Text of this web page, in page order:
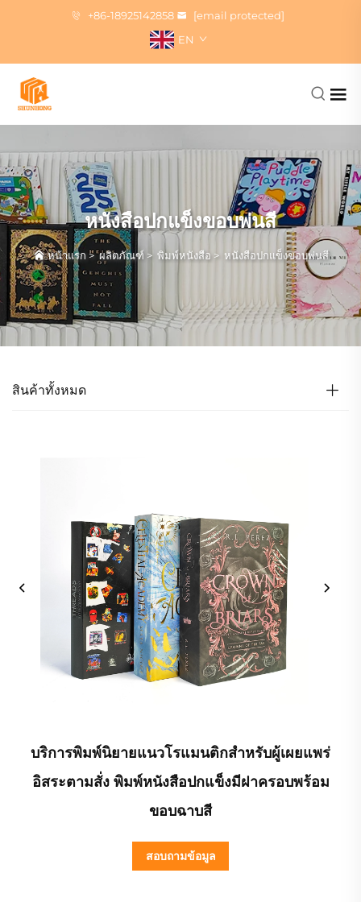
+86-18925142858
[email protected]
EN
หนังสือปกแข็งขอบพ่นสี
หน้าแรก >ผลิตภัณฑ์ > พิมพ์หนังสือ> หนังสือปกแข็งขอบพ่นสี
สินค้าทั้งหมด
บริการพิมพ์นิยายแนวโรแมนติกสำหรับผู้เผยแพร่
อิสระตามสั่ง พิมพ์หนังสือปกแข็งมีฝาครอบพร้อม
ขอบฉาบสี
สอบถามข้อมูล